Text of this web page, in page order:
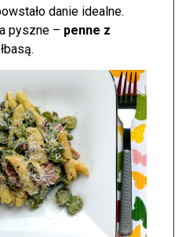
danie idealne.
pyszne – penne z